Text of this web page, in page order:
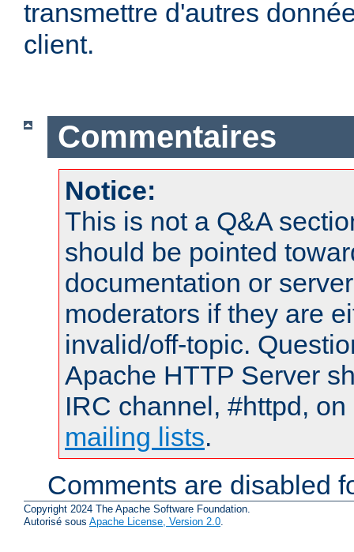
transmettre d'autres
client.
Commentaires
Notice:
This is not a Q&A
should be pointed
documentation or
moderators if they are
invalid/off-topic.
Apache HTTP Server
IRC channel, #httpd,
mailing lists.
Comments are disabled
Copyright 2024 The Apache Software Foundation.
Autorisé sous Apache License, Version 2.0.